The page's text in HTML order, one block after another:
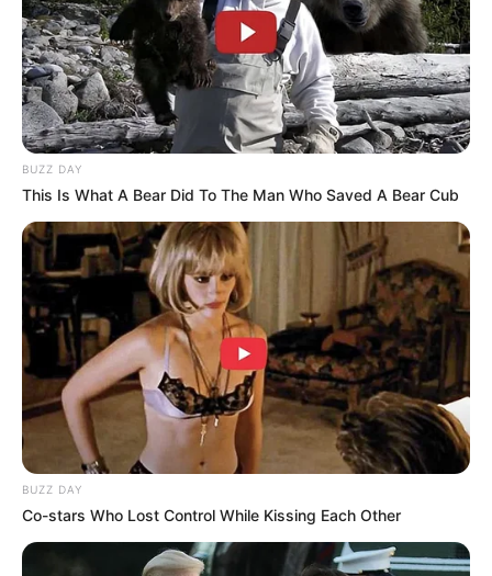
He Xing Yu sebagai Zhao
Xu Rong Zhen sebagai Permaisuri
Zong Feng Yan sebagai Jia
Vila Fan sebagai Liu
Shen Bao Ping
OST (Original Soundtrack)
–
Trailer
BUZZ DAY
This Is What A Bear Did To The Man Who Saved A Bear Cub
BUZZ DAY
Co-stars Who Lost Control While Kissing Each Other